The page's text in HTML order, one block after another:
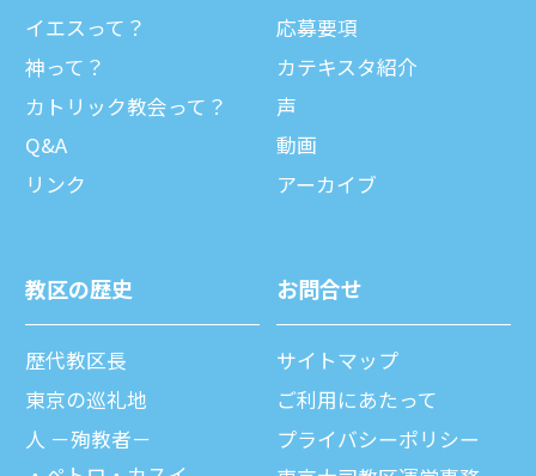
イエスって？
神って？
カトリック教会って？
Q&A
リンク
応募要項
カテキスタ紹介
声
動画
アーカイブ
教区の歴史
歴代教区⻑
東京の巡礼地
⼈ －殉教者－
お問合せ
サイトマップ
ご利⽤にあたって
プライバシーポリシー